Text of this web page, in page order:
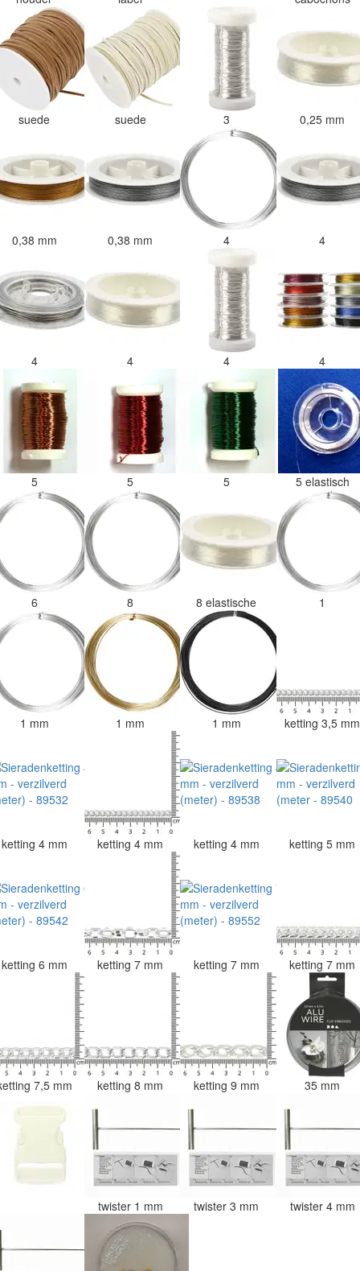
suede suede 3 0,25 mm
0,38 mm 0,38 mm 4 4
4 4 4 4
5 5 5 5 elastisch
6 8 8 elastische 1
1 mm 1 mm 1 mm ketting 3,5
ketting 4 mm ketting 4 mm ketting 4 mm ketting 5 mm
ketting 6 mm ketting 7 mm ketting 7 mm ketting 7 mm
7,5 mm ketting 8 mm ketting 9 mm 35 mm
twister 1 mm twister 3 mm twister 4 mm